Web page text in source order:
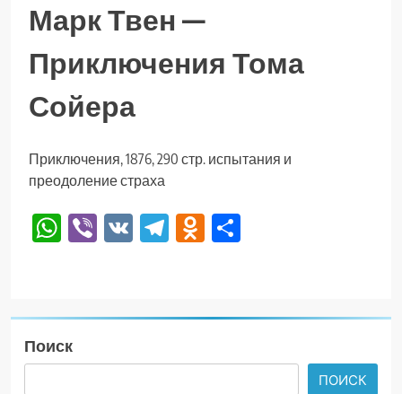
Марк Твен —
Приключения Тома
Сойера
Приключения, 1876, 290 стр. испытания и
преодоление страха
WhatsApp
Viber
VK TelegramOdnoklassniki
Поиск
ПОИСК